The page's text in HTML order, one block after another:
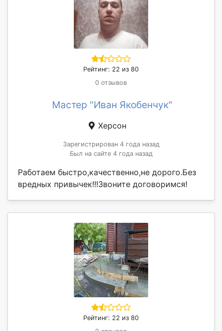
Рейтинг: 22 из 80
0 отзывов
Мастер "Иван Якобенчук"
Херсон
Зарегистрирован 4 года назад
Был на сайте 4 года назад
Работаем быстро,качественно,не дорого.Без
вредных привычек!!!Звоните договоримся!
Рейтинг: 22 из 80